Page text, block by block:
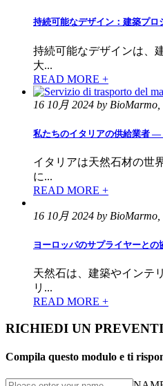
持続可能なデザイン：建築プ
持続可能なデザインは、
大...
READ MORE +
16 10月 2024 by
私たちのイタリアの供給業者
イタリアは天然石材の世
に...
READ MORE +
16 10月 2024 by
ヨーロッパのサプライヤーと
天然石は、建築やインテ
リ...
READ MORE +
RICHIEDI UN
Compila questo modulo e ti